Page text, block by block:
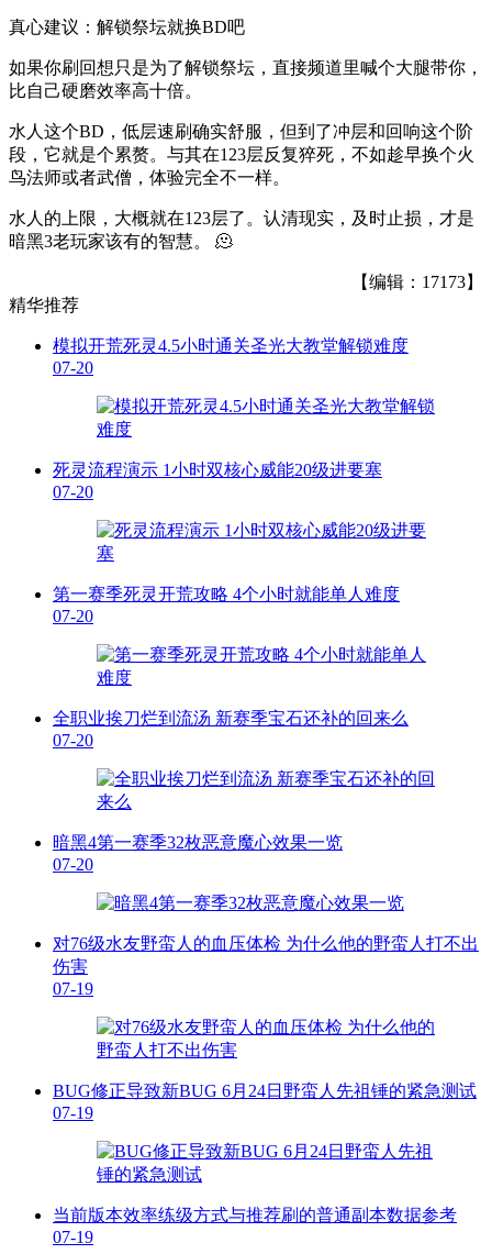
真心建议：解锁祭坛就换BD吧
如果你刷回想只是为了解锁祭坛，直接频道里喊个大腿带你，
比自己硬磨效率高十倍。
水人这个BD，低层速刷确实舒服，但到了冲层和回响这个阶
段，它就是个累赘。与其在123层反复猝死，不如趁早换个火
鸟法师或者武僧，体验完全不一样。
水人的上限，大概就在123层了。认清现实，及时止损，才是
暗黑3老玩家该有的智慧。 🫠
【编辑：17173】
精华推荐
模拟开荒死灵4.5小时通关圣光大教堂解锁难度
07-20
死灵流程演示 1小时双核心威能20级进要塞
07-20
第一赛季死灵开荒攻略 4个小时就能单人难度
07-20
全职业挨刀烂到流汤 新赛季宝石还补的回来么
07-20
暗黑4第一赛季32枚恶意魔心效果一览
07-20
对76级水友野蛮人的血压体检 为什么他的野蛮人打不出
伤害
07-19
BUG修正导致新BUG 6月24日野蛮人先祖锤的紧急测试
07-19
当前版本效率练级方式与推荐刷的普通副本数据参考
07-19